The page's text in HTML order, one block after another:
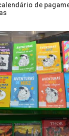
de